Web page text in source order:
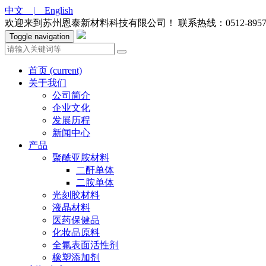
中文 | English
欢迎来到苏州恩泰新材料科技有限公司！
联系热线：0512-
Toggle navigation
首页 (current)
关于我们
公司简介
企业文化
发展历程
新闻中心
产品
聚酰亚胺材料
二酐单体
二胺单体
光刻胶材料
液晶材料
医药保健品
化妆品原料
全氟表面活性剂
橡塑添加剂